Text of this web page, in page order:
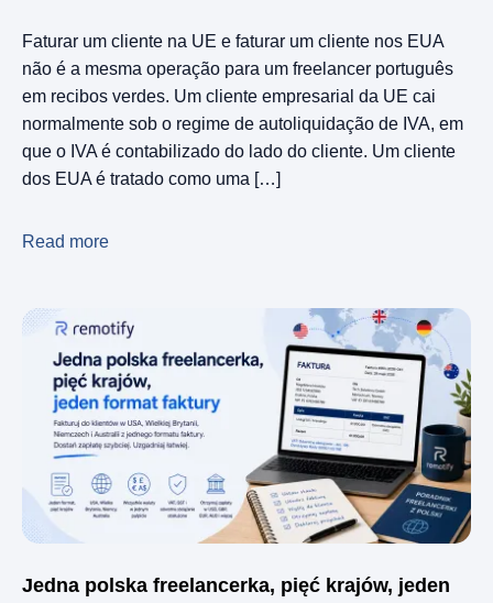
Faturar um cliente na UE e faturar um cliente nos EUA
não é a mesma operação para um freelancer português
em recibos verdes. Um cliente empresarial da UE cai
normalmente sob o regime de autoliquidação de IVA, em
que o IVA é contabilizado do lado do cliente. Um cliente
dos EUA é tratado como uma […]
Read more
Jedna polska freelancerka, pięć krajów, jeden